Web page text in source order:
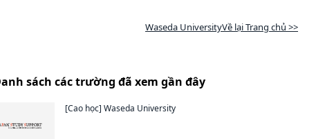
Waseda UniversityVề lại Trang chủ >>
sách các trường đã xem gần đây
[Cao học] Waseda University